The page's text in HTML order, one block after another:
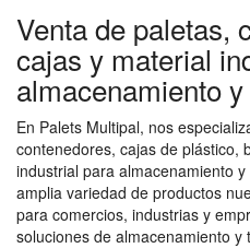
Venta de paletas,
cajas y material
almacenamiento
En Palets Multipal, nos
contenedores, cajas de plástico,
industrial para almacenamiento
amplia variedad de productos
para comercios, industrias y
soluciones de almacenamiento y